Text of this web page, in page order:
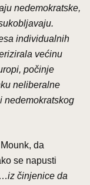
nedemokratske,
individualnih
većinu
počinje
neliberalne
nedemokratskog
da
se napusti
iz činjenice da